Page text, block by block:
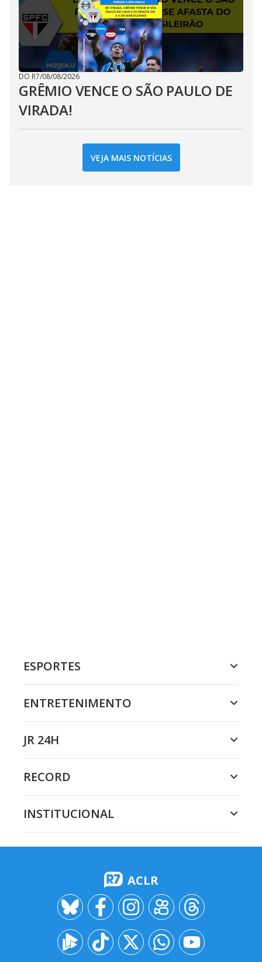
DO R7/08/08/2026
GRÊMIO VENCE O SÃO PAULO DE
VIRADA!
VEJA MAIS NOTÍCIAS
ESPORTES
ENTRETENIMENTO
JR 24H
RECORD
INSTITUCIONAL
ACLR